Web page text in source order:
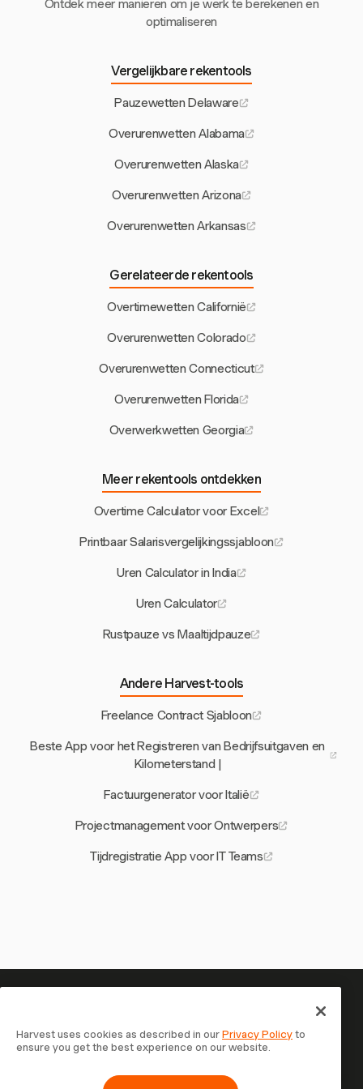
Ontdek meer manieren om je werk te berekenen en
optimaliseren
Vergelijkbare rekentools
Pauzewetten Delaware
Overurenwetten Alabama
Overurenwetten Alaska
Overurenwetten Arizona
Overurenwetten Arkansas
Gerelateerde rekentools
Overtimewetten Californië
Overurenwetten Colorado
Overurenwetten Connecticut
Overurenwetten Florida
Overwerkwetten Georgia
Meer rekentools ontdekken
Overtime Calculator voor Excel
Printbaar Salarisvergelijkingssjabloon
Uren Calculator in India
Uren Calculator
Rustpauze vs Maaltijdpauze
Andere Harvest-tools
Freelance Contract Sjabloon
Beste App voor het Registreren van Bedrijfsuitgaven en
Kilometerstand |
Factuurgenerator voor Italië
Projectmanagement voor Ontwerpers
Tijdregistratie App voor IT Teams
Je tijd is het waard om bij te
houden — begin nu
Sluit je aan bij meer dan 70.000 bedrijven die tijd
registreren, klanten factureren en sneller betaald worden
Harvest uses cookies as described in ourPrivacy Policyto
ensure you get the best experience on our website.